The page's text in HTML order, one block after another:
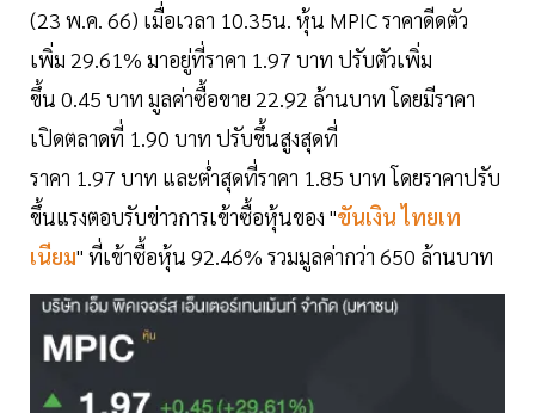
(23 พ.ค. 66) เมื่อเวลา 10.35น. หุ้น MPIC ราคาดีดตัว
เพิ่ม 29.61% มาอยู่ที่ราคา 1.97 บาท ปรับตัวเพิ่ม
ขึ้น 0.45 บาท มูลค่าซื้อขาย 22.92 ล้านบาท โดยมีราคา
เปิดตลาดที่ 1.90 บาท ปรับขึ้นสูงสุดที่
ราคา 1.97 บาท และต่ำสุดที่ราคา 1.85 บาท โดยราคาปรับ
ขึ้นแรงตอบรับข่าวการเข้าซื้อหุ้นของ "ขันเงิน ไทยเท
เนียม" ที่เข้าซื้อหุ้น 92.46% รวมมูลค่ากว่า 650 ล้านบาท